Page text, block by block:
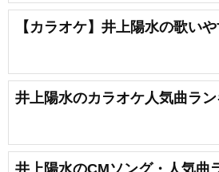
【カラオケ】井上陽水の歌い
井上陽水のカラオケ人気曲ラン